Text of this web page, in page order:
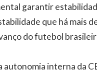
garantir
que há mais
do futebol
autonomia interna da